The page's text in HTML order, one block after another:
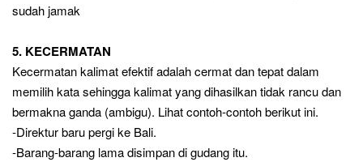
sudah jamak
5. KECERMATAN
Kecermatan kalimat efektif adalah cermat dan tepat dalam
memilih kata sehingga kalimat yang dihasilkan tidak rancu dan
bermakna ganda (ambigu). Lihat contoh-contoh berikut ini.
-Direktur baru pergi ke Bali.
-Barang-barang lama disimpan di gudang itu.